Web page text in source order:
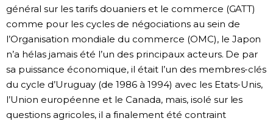
général sur les tarifs douaniers et le commerce (GATT)
comme pour les cycles de négociations au sein de
l’Organisation mondiale du commerce (OMC), le Japon
n’a hélas jamais été l’un des principaux acteurs. De par
sa puissance économique, il était l’un des membres-clés
du cycle d’Uruguay (de 1986 à 1994) avec les Etats-Unis,
l’Union européenne et le Canada, mais, isolé sur les
questions agricoles, il a finalement été contraint